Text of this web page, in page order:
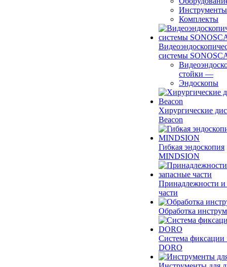
Инструменты
Комплекты
системы
стойки —
Эндоскопы
Хирургические
Beacon
Гибкая эндоскопия
MINDSION
Принадлежности и
части
Обработка
Система фиксации
DORO